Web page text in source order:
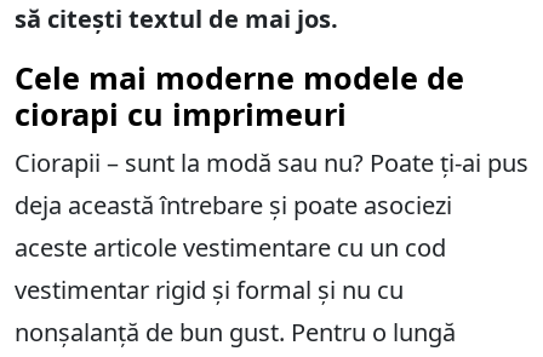
să citești textul de mai jos.
Cele mai moderne modele de
ciorapi cu imprimeuri
Ciorapii – sunt la modă sau nu? Poate ți-ai pus
deja această întrebare și poate asociezi
aceste articole vestimentare cu un cod
vestimentar rigid și formal și nu cu
nonșalanță de bun gust. Pentru o lungă